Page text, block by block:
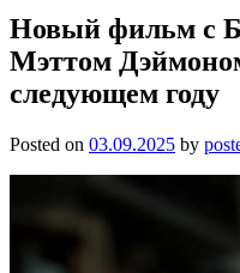
Новый фильм с
Мэттом
следующем году
Posted on 03.09.2025 by